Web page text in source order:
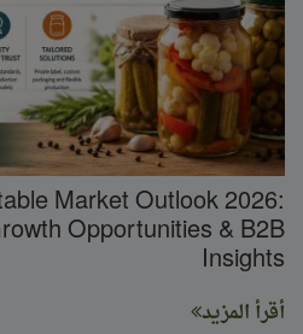
Market Outlook 2026:
Opportunities & B2B
Insights
أقرأ المزيد